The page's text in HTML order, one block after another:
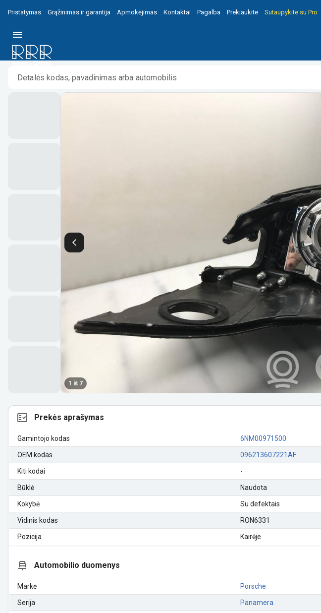
Pristatymas Grąžinimas ir garantija Apmokėjimas Kontaktai Pagalba Prekiaukite Sutaupykite su Pro
Pradžia / / Porsche Panamera (970) Priekinio žibinto detalė 6NM00971500 096213607221AF
1 iš 7
Prekės aprašymas
Gamintojo kodas 6NM00971500
OEM kodas 096213607221AF
Kiti kodai -
Būklė Naudota
Kokybė Su defektais
Vidinis kodas RON6331
Pozicija Kairėje
Automobilio duomenys
Markė Porsche
Serija Panamera